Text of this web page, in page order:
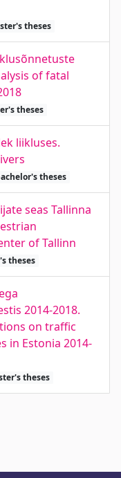
theses
of fatal
theses
liikluses.
theses
seas Tallinna
of Tallinn
theses
2014-2018.
on traffic
in Estonia 2014-
theses